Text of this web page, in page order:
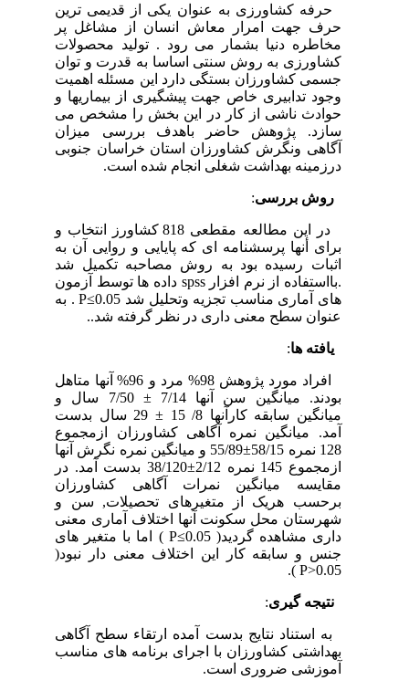
حرفه کشاورزی به عنوان یکی از قدیمی ترین
حرف جهت امرار معاش انسان از مشاغل پر
مخاطره دنیا بشمار می رود . تولید محصولات
کشاورزی به روش سنتی اساسا به قدرت و توان
جسمی کشاورزان بستگی دارد این مسئله اهمیت
وجود تدابیری خاص جهت پیشگیری از بیماریها و
حوادث ناشی از کار در این بخش را مشخص می
سازد. پژوهش حاضر باهدف بررسی میزان
آگاهی ونگرش کشاورزان استان خراسان جنوبی
درزمینه بهداشت شغلی انجام شده است.
روش بررسی:
در این مطالعه مقطعی 818 کشاورز انتخاب و
برای أنها پرسشنامه ای که پایایی و روایی آن به
اثبات رسیده بود به روش مصاحبه تکمیل شد
.بااستفاده از نرم افزار spss داده ها توسط آزمون
های آماری مناسب تجزیه وتحلیل شد P≤0.05 . به
عنوان سطح معنی داری در نظر گرفته شد..
یافته ها:
افراد مورد پژوهش 98% مرد و 96% آنها متاهل
بودند. میانگین سن آنها 7/14 ± 7/50 سال و
میانگین سابقه کارآنها 8/ 15 ± 29 سال بدست
آمد. میانگین نمره آگاهی کشاورزان ازمجموع
128 نمره 58/15±55/89 و میانگین نمره نگرش آنها
ازمجموع 145 نمره 2/12±38/120 بدست آمد. در
مقایسه میانگین نمرات آگاهی کشاورزان
برحسب هریک از متغیرهای تحصیلات, سن و
شهرستان محل سکونت آنها اختلاف آماری معنی
داری مشاهده گردید( P≤0.05 ) اما با متغیر های
جنس و سابقه کار این اختلاف معنی دار نبود(
P>0.05 ).
نتیجه گیری:
به استناد نتایج بدست آمده ارتقاء سطح آگاهی
بهداشتی کشاورزان با اجرای برنامه های مناسب
آموزشی ضروری است.